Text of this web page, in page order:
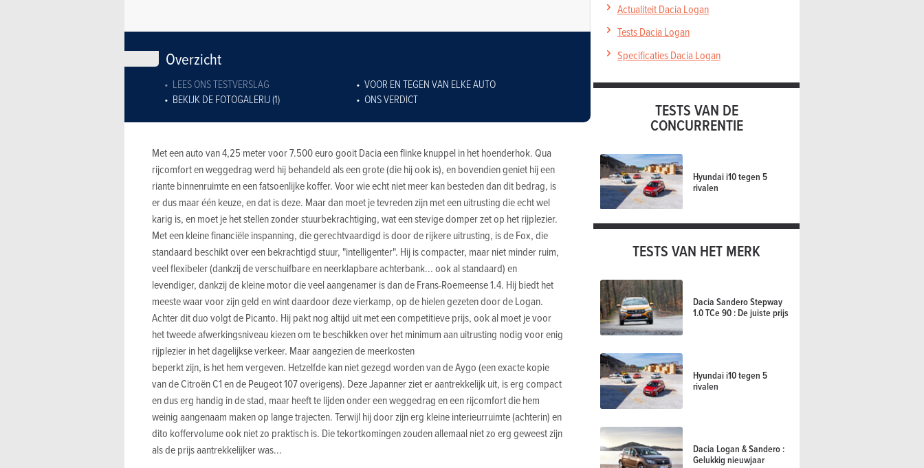
Overzicht
LEES ONS TESTVERSLAG
VOOR EN TEGEN VAN ELKE AUTO
BEKIJK DE FOTOGALERIJ (1)
ONS VERDICT
Met een auto van 4,25 meter voor 7.500 euro gooit Dacia een flinke knuppel in het hoenderhok. Qua
rijcomfort en weggedrag werd hij behandeld als een grote (die hij ook is), en bovendien geniet hij een
riante binnenruimte en een fatsoenlijke koffer. Voor wie echt niet meer kan besteden dan dit bedrag, is
er dus maar één keuze, en dat is deze. Maar dan moet je tevreden zijn met een uitrusting die echt wel
karig is, en moet je het stellen zonder stuurbekrachtiging, wat een stevige domper zet op het rijplezier.
Met een kleine financiële inspanning, die gerechtvaardigd is door de rijkere uitrusting, is de Fox, die
standaard beschikt over een bekrachtigd stuur, "intelligenter". Hij is compacter, maar niet minder ruim,
veel flexibeler (dankzij de verschuifbare en neerklapbare achterbank... ook al standaard) en
levendiger, dankzij de kleine motor die veel aangenamer is dan de Frans-Roemeense 1.4. Hij biedt het
meeste waar voor zijn geld en wint daardoor deze vierkamp, op de hielen gezeten door de Logan.
Achter dit duo volgt de Picanto. Hij pakt nog altijd uit met een competitieve prijs, ook al moet je voor
het tweede afwerkingsniveau kiezen om te beschikken over het minimum aan uitrusting nodig voor enig
rijplezier in het dagelijkse verkeer. Maar aangezien de meerkosten
beperkt zijn, is het hem vergeven. Hetzelfde kan niet gezegd worden van de Aygo (een exacte kopie
van de Citroën C1 en de Peugeot 107 overigens). Deze Japanner ziet er aantrekkelijk uit, is erg compact
en dus erg handig in de stad, maar heeft te lijden onder een weggedrag en een rijcomfort die hem
weinig aangenaam maken op lange trajecten. Terwijl hij door zijn erg kleine interieurruimte (achterin) en
dito koffervolume ook niet zo praktisch is. Die tekortkomingen zouden allemaal niet zo erg geweest zijn
als de prijs aantrekkelijker was...
Actualiteit Dacia Logan
Tests Dacia Logan
Specificaties Dacia Logan
TESTS VAN DE
CONCURRENTIE
Hyundai i10 tegen 5
rivalen
TESTS VAN HET MERK
Dacia Sandero Stepway
1.0 TCe 90 : De juiste prijs
Hyundai i10 tegen 5
rivalen
Dacia Logan & Sandero :
Gelukkig nieuwjaar